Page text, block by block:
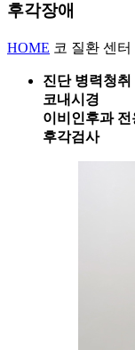
후각장애
HOME 코 질환 센터
진단 병력청취
코내시경
이비인후과
후각검사